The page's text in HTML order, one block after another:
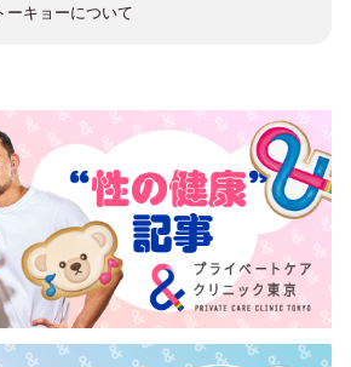
ーキョーについて